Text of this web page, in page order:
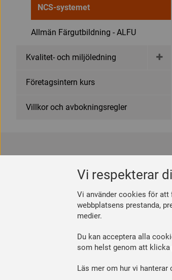
Vi respekterar
Vi använder cookies för att
webbplatsens prestanda,
medier.
Du kan acceptera alla
som helst genom att klicka
Läs mer om hur vi hanterar
NCS-systemet
Allmän Färgutbildning - ALFU
Kvalitet- och miljöledning
Företagsintern kurs
Villkor och avbokningsregler
Måleriföretagen i Sverige
info@maleriforetagen.se
Cookieinställningar
Integritetspolicy